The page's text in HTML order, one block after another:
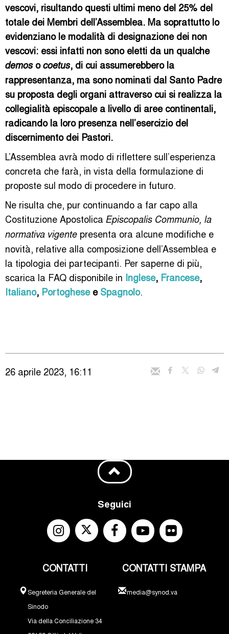
vescovi, risultando questi ultimi meno del 25% del
totale dei Membri dell’Assemblea. Ma soprattutto lo
evidenziano le modalità di designazione dei non
vescovi: essi infatti non sono eletti da un qualche
demosocoetus, di cui assumerebbero la
rappresentanza, ma sono nominati dal Santo Padre
su proposta degli organi attraverso cui si realizza la
collegialità episcopale a livello di aree continentali,
radicando la loro presenza nell’esercizio del
discernimento dei Pastori.
L’Assemblea avrà modo di riflettere sull’esperienza
concreta che farà, in vista della formulazione di
proposte sul modo di procedere in futuro.
Ne risulta che, pur continuando a far capo alla
Costituzione Apostolica Episcopalis Communio, la
normativa vigente presenta ora alcune modifiche e
novità, relative alla composizione dell’Assemblea e
la tipologia dei partecipanti. Per saperne di più,
scarica la FAQ disponibile in Inglese, Francese,
Italiano, PortogheseeSpagnolo.
26 aprile 2023, 16:11
Seguici
CONTATTI
Segreteria Generale del
Sinodo
Via della Conciliazione 34
CONTATTI STAMPA
media@synod.va